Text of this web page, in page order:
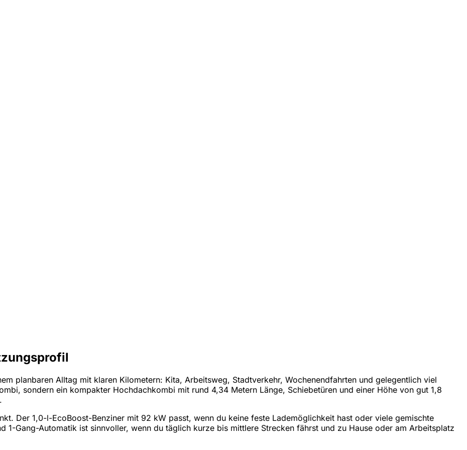
planbaren Alltag mit klaren Kilometern: Kita, Arbeitsweg, Stadtverkehr, Wochenendfahrten und gelegentlich viel
sondern ein kompakter Hochdachkombi mit rund 4,34 Metern Länge, Schiebetüren und einer Höhe von gut 1,8
Der 1,0-l-EcoBoost-Benziner mit 92 kW passt, wenn du keine feste Lademöglichkeit hast oder viele gemischte
1-Gang-Automatik ist sinnvoller, wenn du täglich kurze bis mittlere Strecken fährst und zu Hause oder am Arbeitsplatz